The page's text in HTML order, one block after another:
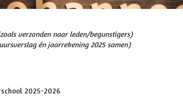
verzonden naar leden/begunstigers)
én jaarrekening 2025 samen)
2025-2026